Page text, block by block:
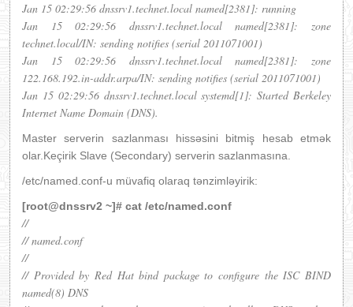
Jan 15 02:29:56 dnssrv1.technet.local named[2381]: running
Jan 15 02:29:56 dnssrv1.technet.local named[2381]: zone
technet.local/IN: sending notifies (serial 2011071001)
Jan 15 02:29:56 dnssrv1.technet.local named[2381]: zone
122.168.192.in-addr.arpa/IN: sending notifies (serial 2011071001)
Jan 15 02:29:56 dnssrv1.technet.local systemd[1]: Started Berkeley
Internet Name Domain (DNS).
Master serverin sazlanması hissəsini bitmiş hesab etmək
olar.Keçirik Slave (Secondary) serverin sazlanmasına.
/etc/named.conf-u müvafiq olaraq tənzimləyirik:
[root@dnssrv2 ~]# cat /etc/named.conf
//
// named.conf
//
// Provided by Red Hat bind package to configure the ISC BIND
named(8) DNS